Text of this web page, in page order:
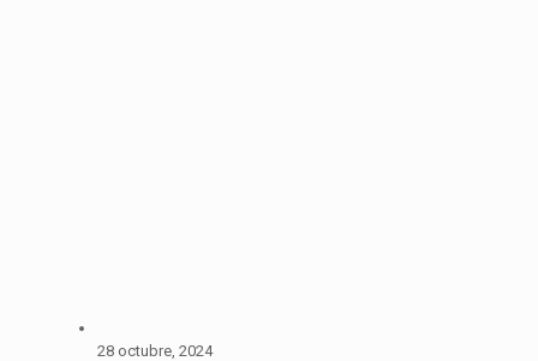
28 octubre, 2024